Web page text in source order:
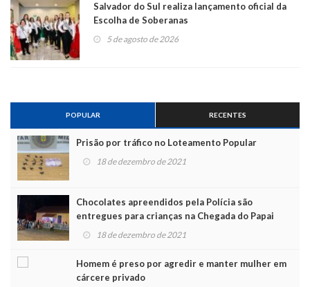
Salvador do Sul realiza lançamento oficial da
Escolha de Soberanas
5 de agosto de 2026
POPULAR RECENTES
Prisão por tráfico no Loteamento Popular
18 de dezembro de 2021
Chocolates apreendidos pela Polícia são
entregues para crianças na Chegada do Papai
Noel 18 de dezembro de 2021
Homem é preso por agredir e manter mulher em
cárcere privado